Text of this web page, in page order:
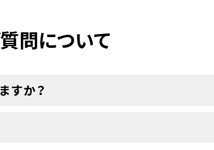
問について
すか？